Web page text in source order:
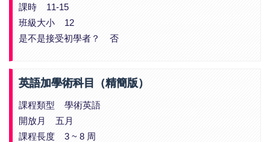
課時 11-15
班級大小 12
是不是接受初學者？ 否
英語加學術科目（精簡版）
課程類型 學術英語
開放月 五月
課程長度 3 ~ 8 周